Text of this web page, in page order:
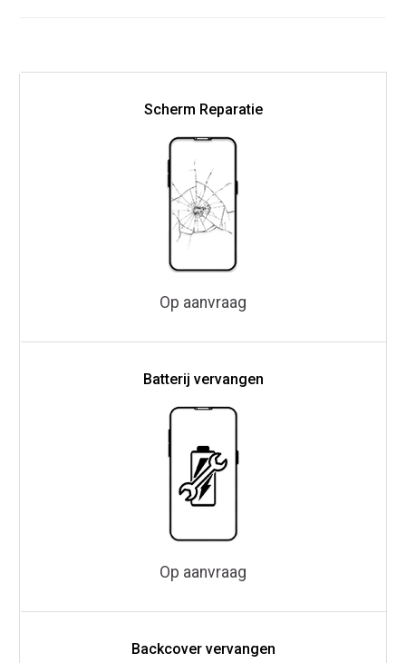
Scherm Reparatie
Op aanvraag
Batterij vervangen
Op aanvraag
Backcover vervangen